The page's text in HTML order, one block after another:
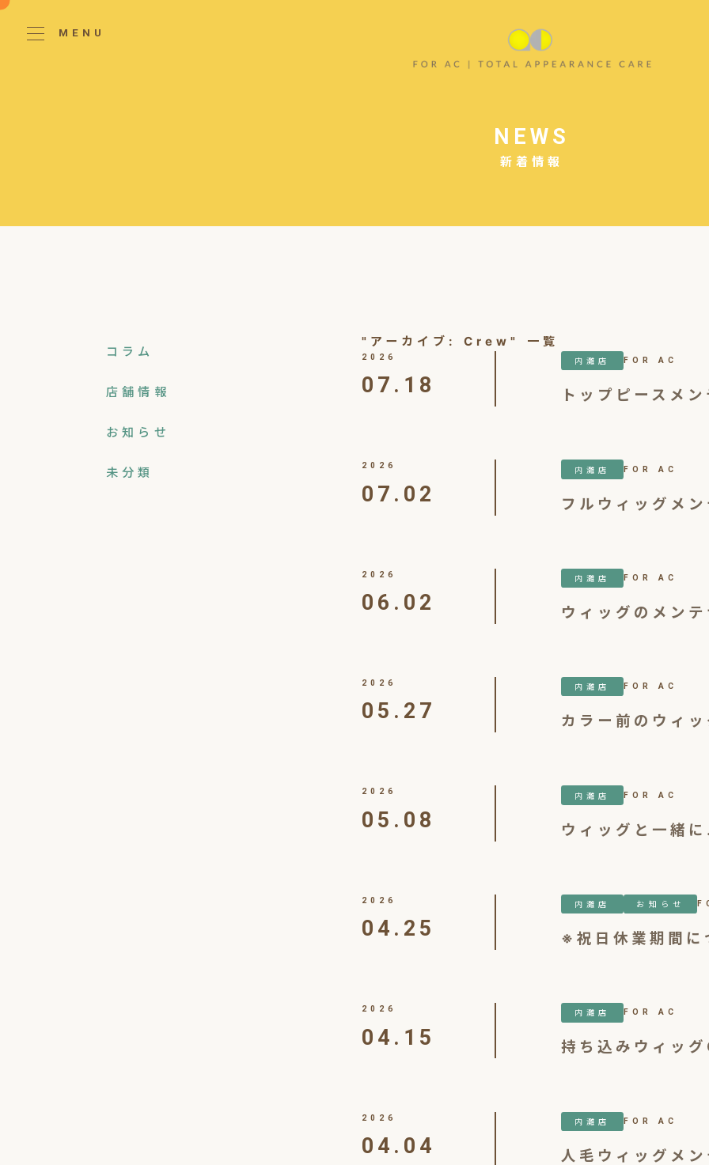
MENU
新着情報
NEWS
コラム
店舗情報
お知らせ
未分類
"アーカイブ:Crew" 一覧
2026
07.18
内灘店 FOR AC
トップピースメン
2026
07.02
内灘店 FOR AC
フルウィッグメン
2026
06.02
内灘店 FOR AC
ウィッグのメン
2026
05.27
内灘店 FOR AC
カラー前のウィッ
2026
05.08
内灘店 FOR AC
ウィッグと一緒
2026
04.25
内灘店 お知らせ
※祝日休業期間に
2026
04.15
内灘店 FOR AC
持ち込みウィッ
2026
04.04
内灘店 FOR AC
人毛ウィッグメン